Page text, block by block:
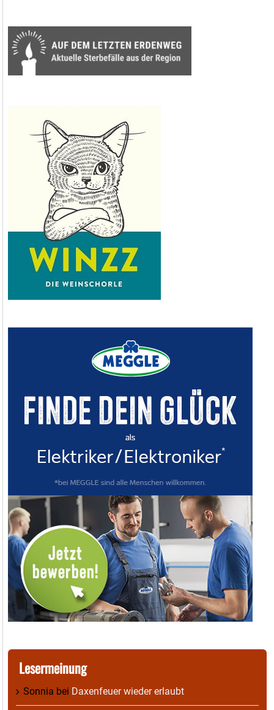
Lesermeinung
Sonnia bei Daxenfeuer wieder erlaubt